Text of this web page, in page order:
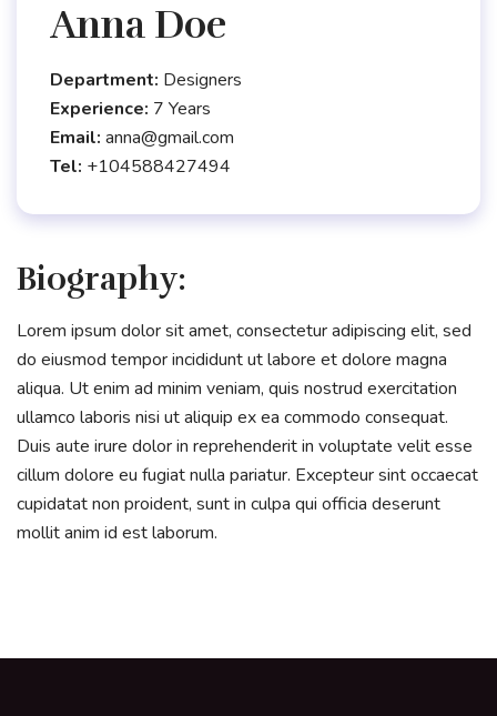
Anna Doe
Department: Designers
Experience: 7 Years
Email: anna@gmail.com
Tel: +104588427494
Biography:
Lorem ipsum dolor sit amet, consectetur adipiscing elit, sed
do eiusmod tempor incididunt ut labore et dolore magna
aliqua. Ut enim ad minim veniam, quis nostrud exercitation
ullamco laboris nisi ut aliquip ex ea commodo consequat.
Duis aute irure dolor in reprehenderit in voluptate velit esse
cillum dolore eu fugiat nulla pariatur. Excepteur sint occaecat
cupidatat non proident, sunt in culpa qui officia deserunt
mollit anim id est laborum.